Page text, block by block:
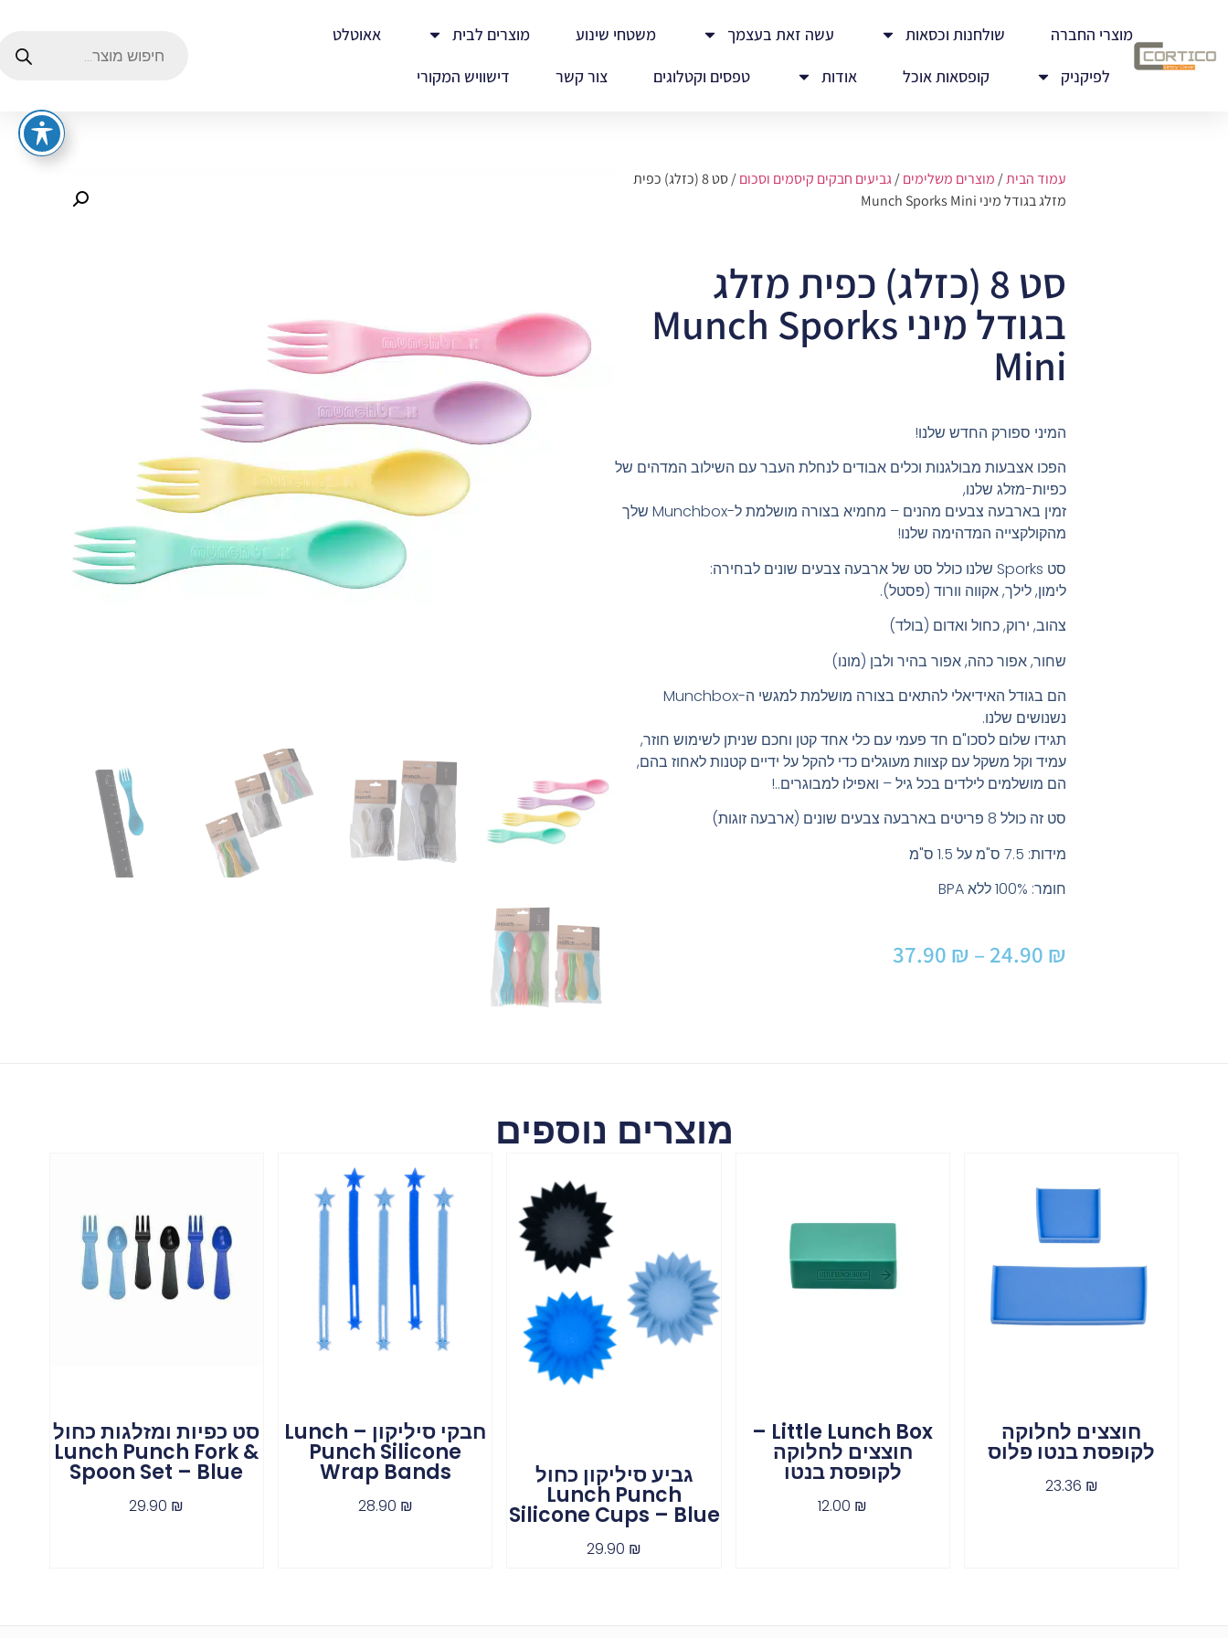
מוצרי החברה שולחנות וכסאות עשה זאת בעצמך משטחי שינוע מוצרים לבית
אאוטלט
לפיקניק
קופסאות אוכל אודות טפסים וקטלוגים צור קשר דישוויש המקורי
עמוד הבית/ מוצרים משלימים/גביעים חבקים קיסמים וסכום
/ סט 8 (כזלג) כפית
מזלג בגודל מיני Munch Sporks Mini
סט 8 (כזלג) כפית מזלג
בגודל מיני Munch Sporks
Mini
המיני ספורק החדש שלנו!
הפכו אצבעות מבולגנות וכלים אבודים לנחלת העבר עם השילוב המדהים של
כפיות-מזלג שלנו,
זמין בארבעה צבעים מהנים – מחמיא בצורה מושלמת ל-Munchbox שלך
מהקולקצייה המדהימה שלנו!
סט Sporks שלנו כולל סט של ארבעה צבעים שונים לבחירה:
לימון, לילך, אקווה וורוד (פסטל).
צהוב, ירוק, כחול ואדום (בולד)
שחור, אפור כהה, אפור בהיר ולבן (מונו)
הם בגודל האידיאלי להתאים בצורה מושלמת למגשי ה-Munchbox
נשנושים שלנו.
תגידו שלום לסכו"ם חד פעמי עם כלי אחד קטן וחכם שניתן לשימוש חוזר,
עמיד וקל משקל עם קצוות מעוגלים כדי להקל על ידיים קטנות לאחוז בהם,
הם מושלמים לילדים בכל גיל – ואפילו למבוגרים..!
סט זה כולל 8 פריטים בארבעה צבעים שונים (ארבעה זוגות)
מידות: 7.5 ס"מ על 1.5 ס"מ
חומר: 100% ללא BPA
24.90 ₪
–
37.90 ₪
מוצרים נוספים
חוצצים לחלוקה
לקופסת בנטו פלוס
23.36 ₪
Little Lunch Box –
חוצצים לחלוקה
לקופסת בנטו
12.00 ₪
גביע סיליקון כחול
Lunch Punch
Silicone Cups – Blue
29.90 ₪
חבקי סיליקון – Lunch
Punch Silicone
Wrap Bands
28.90 ₪
סט כפיות ומזלגות כחול
Lunch Punch Fork &
Spoon Set – Blue
29.90 ₪